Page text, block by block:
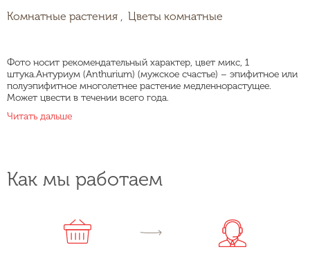
Комнатные растения , Цветы комнатные
Фото носит рекомендательный характер, цвет микс, 1
штука.Антуриум (Anthurium) (мужское счастье) – эпифитное или
полуэпифитное многолетнее растение медленнорастущее.
Может цвести в течении всего года.
Читать дальше
Как мы работаем